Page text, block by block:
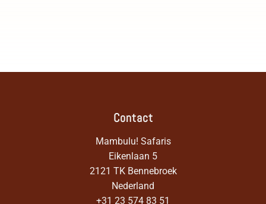
Contact
Mambulu! Safaris
Eikenlaan 5
2121 TK Bennebroek
Nederland
+31 23 574 83 51